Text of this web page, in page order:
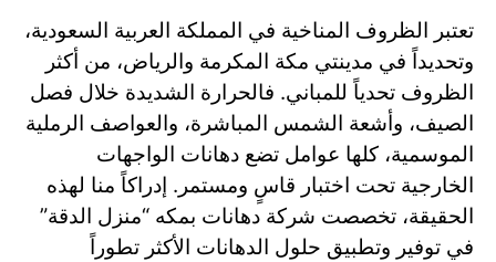
تعتبر الظروف المناخية في المملكة العربية السعودية،
وتحديداً في مدينتي مكة المكرمة والرياض، من أكثر
الظروف تحدياً للمباني. فالحرارة الشديدة خلال فصل
الصيف، وأشعة الشمس المباشرة، والعواصف الرملية
الموسمية، كلها عوامل تضع دهانات الواجهات
الخارجية تحت اختبار قاسٍ ومستمر. إدراكاً منا لهذه
الحقيقة، تخصصت شركة دهانات بمكه “منزل الدقة”
في توفير وتطبيق حلول الدهانات الأكثر تطوراً